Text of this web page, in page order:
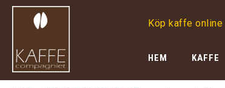
Köp kaffe online
HEM KAFFE